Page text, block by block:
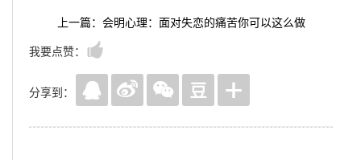
上一篇：会明心理：面对失恋的痛苦你可以这么做
我要点赞：
分享到：